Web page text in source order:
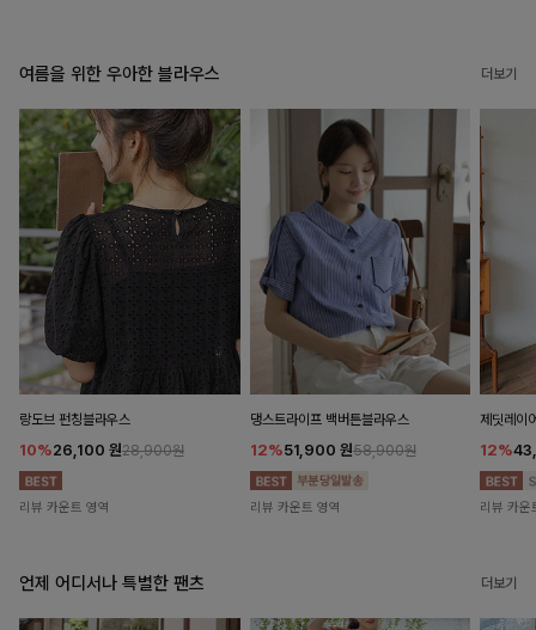
여름을 위한 우아한 블라우스 더보기
랑도브 펀칭블라우스
10%26,100 원28,900원
리뷰 카운트 영역
댕스트라이프 백버튼블라우스
12%51,900 원58,900원
리뷰 카운트 영역
제딧레이
12%
리뷰 카운
언제 어디서나 특별한 팬츠 더보기